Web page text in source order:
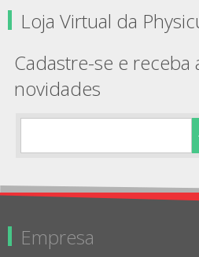
Loja Virtual da
Cadastre-se e receba
novidades
Empresa